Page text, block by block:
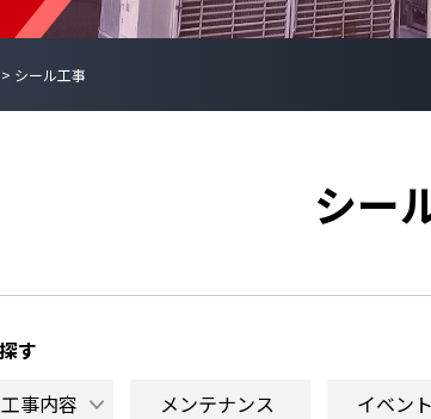
> シール工事
シー
す
工事内容 メンテナンス イベン